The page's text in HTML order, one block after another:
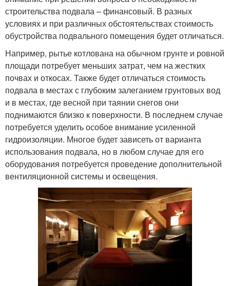
строительства подвала – финансовый. В разных
условиях и при различных обстоятельствах стоимость
обустройства подвального помещения будет отличаться.
Например, рытье котлована на обычном грунте и ровной
площади потребует меньших затрат, чем на жестких
почвах и откосах. Также будет отличаться стоимость
подвала в местах с глубоким залеганием грунтовых вод
и в местах, где весной при таянии снегов они
поднимаются близко к поверхности. В последнем случае
потребуется уделить особое внимание усиленной
гидроизоляции. Многое будет зависеть от варианта
использования подвала, но в любом случае для его
оборудования потребуется проведение дополнительной
вентиляционной системы и освещения.